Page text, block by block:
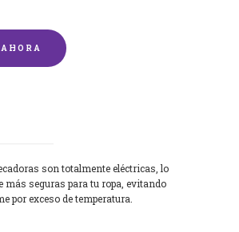
son totalmente eléctricas, lo
más seguras para tu ropa, evitando
por exceso de temperatura.